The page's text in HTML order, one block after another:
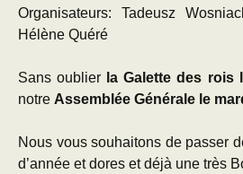
Organisateurs: Tadeusz
Hélène Quéré
Sans oublier la Galette des rois
notre Assemblée Générale le
Nous vous souhaitons de passer
d’année et dores et déjà une très